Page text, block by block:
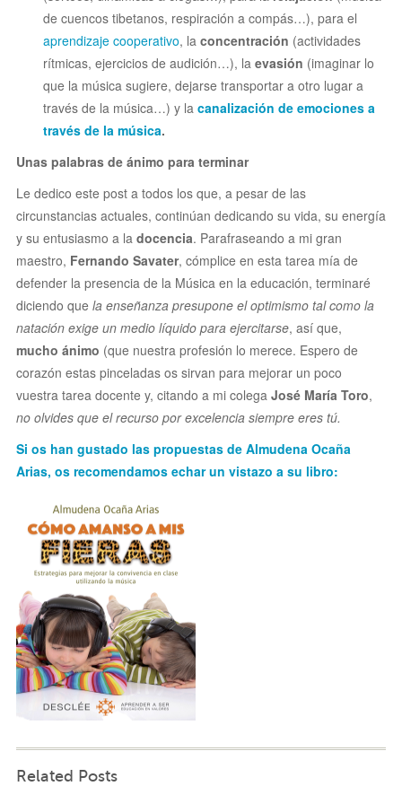
de cuencos tibetanos, respiración a compás…), para el
aprendizaje cooperativo, la concentración (actividades
rítmicas, ejercicios de audición…), la evasión (imaginar lo
que la música sugiere, dejarse transportar a otro lugar a
través de la música…) y la canalización de emociones a
través de la música.
Unas palabras de ánimo para terminar
Le dedico este post a todos los que, a pesar de las
circunstancias actuales, continúan dedicando su vida, su energía
y su entusiasmo a la docencia. Parafraseando a mi gran
maestro, Fernando Savater, cómplice en esta tarea mía de
defender la presencia de la Música en la educación, terminaré
diciendo que la enseñanza presupone el optimismo tal como la
natación exige un medio líquido para ejercitarse, así que,
mucho ánimo (que nuestra profesión lo merece. Espero de
corazón estas pinceladas os sirvan para mejorar un poco
vuestra tarea docente y, citando a mi colega José María Toro,
no olvides que el recurso por excelencia siempre eres tú.
Si os han gustado las propuestas de Almudena Ocaña
Arias, os recomendamos echar un vistazo a su libro:
Related Posts